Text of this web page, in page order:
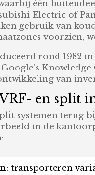
één
Electric of
gebruik van
voorzien,
rond 1982
Google’s
van
en split
systemen terug
in de
: transporteren